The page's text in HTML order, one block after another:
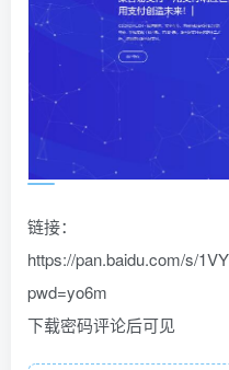
链接：
https://pan.baidu.com/s/
pwd=yo6m
下载密码评论后可见